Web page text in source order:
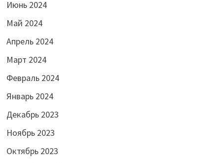
Июнь 2024
Май 2024
Апрель 2024
Март 2024
Февраль 2024
Январь 2024
Декабрь 2023
Ноябрь 2023
Октябрь 2023